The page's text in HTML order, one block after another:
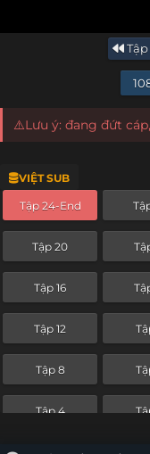
Tập
⚠️Lưu ý: đang đứt
VIỆT SUB
Tập 24-End
Tập 20
Tập 16
Tập 12
Tập 8
Tập 4